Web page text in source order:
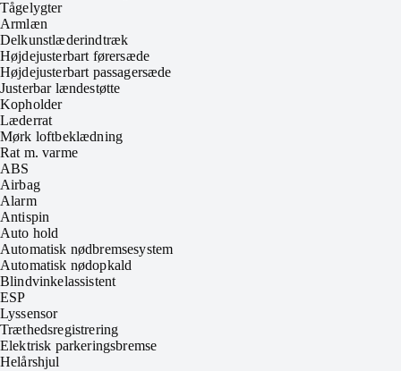
Tågelygter
Armlæn
Delkunstlæderindtræk
Højdejusterbart førersæde
Højdejusterbart passagersæde
Justerbar lændestøtte
Kopholder
Læderrat
Mørk loftbeklædning
Rat m. varme
ABS
Airbag
Alarm
Antispin
Auto hold
Automatisk nødbremsesystem
Automatisk nødopkald
Blindvinkelassistent
ESP
Lyssensor
Træthedsregistrering
Elektrisk parkeringsbremse
Helårshjul